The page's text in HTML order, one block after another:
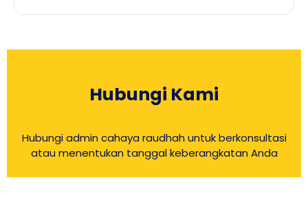
Hubungi Kami
Hubungi admin cahaya raudhah untuk berkonsultasi
atau menentukan tanggal keberangkatan Anda